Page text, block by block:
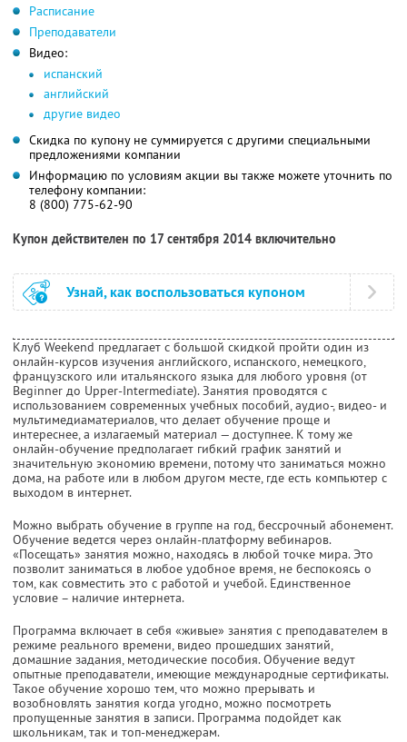
Расписание
Преподаватели
Видео:
испанский
английский
другие видео
Скидка по купону не суммируется с другими специальными
предложениями компании
Информацию по условиям акции вы также можете уточнить по
телефону компании:
8 (800) 775-62-90
Купон действителен по 17 сентября 2014 включительно
Узнай, как воспользоваться купоном
Клуб Weekend предлагает с большой скидкой пройти один из
онлайн-курсов изучения английского, испанского, немецкого,
французского или итальянского языка для любого уровня (от
Beginner до Upper-Intermediate). Занятия проводятся с
использованием современных учебных пособий, аудио-, видео- и
мультимедиаматериалов, что делает обучение проще и
интереснее, а излагаемый материал — доступнее. К тому же
онлайн-обучение предполагает гибкий график занятий и
значительную экономию времени, потому что заниматься можно
дома, на работе или в любом другом месте, где есть компьютер с
выходом в интернет.
Можно выбрать обучение в группе на год, бессрочный абонемент.
Обучение ведется через онлайн-платформу вебинаров.
«Посещать» занятия можно, находясь в любой точке мира. Это
позволит заниматься в любое удобное время, не беспокоясь о
том, как совместить это с работой и учебой. Единственное
условие – наличие интернета.
Программа включает в себя «живые» занятия с преподавателем в
режиме реального времени, видео прошедших занятий,
домашние задания, методические пособия. Обучение ведут
опытные преподаватели, имеющие международные сертификаты.
Такое обучение хорошо тем, что можно прерывать и
возобновлять занятия когда угодно, можно посмотреть
пропущенные занятия в записи. Программа подойдет как
школьникам, так и топ-менеджерам.